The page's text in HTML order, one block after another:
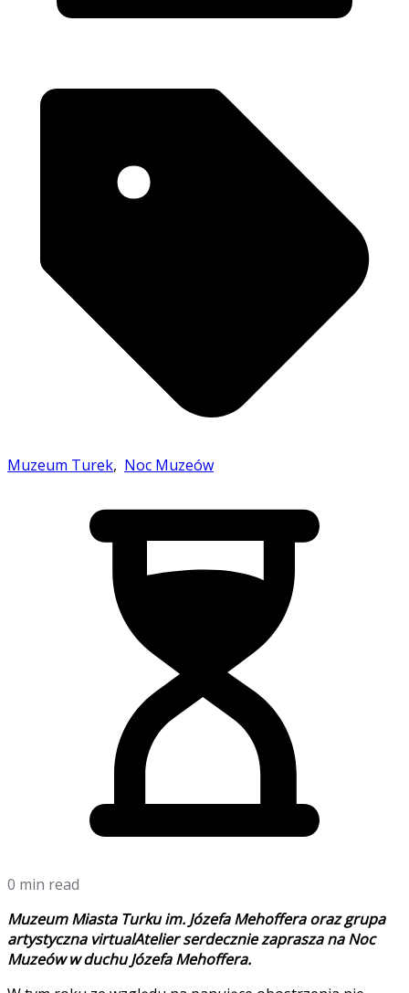
Muzeum Turek, Noc Muzeów
0 min read
Muzeum Miasta Turku im. Józefa Mehoffera oraz grupa
artystyczna virtualAtelier serdecznie zaprasza na Noc
Muzeów w duchu Józefa Mehoffera.